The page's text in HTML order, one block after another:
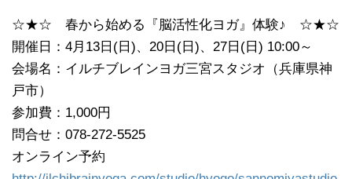
☆★☆ 春から始める『脳活性化ヨガ』体験♪ ☆★☆
開催日：4月13日(日)、20日(日)、27日(日) 10:00～
会場名：イルチブレインヨガ三宮スタジオ（兵庫県神
戸市）
参加費：1,000円
問合せ：078-272-5525
オンライン予約